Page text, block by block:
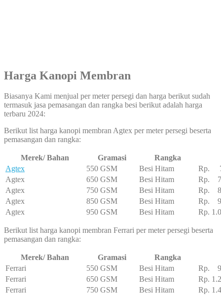
Harga Kanopi Membran
Biasanya Kami menjual per meter persegi dan harga berikut sudah
termasuk jasa pemasangan dan rangka besi berikut adalah harga
terbaru 2024:
Berikut list harga kanopi membran Agtex per meter persegi beserta
pemasangan dan rangka:
Merek/ Bahan Gramasi
Rangka
Agtex
550 GSM Besi Hitam
Rp.
Agtex
650 GSM Besi Hitam
Rp.
Agtex
750 GSM Besi Hitam
Rp.
Agtex
850 GSM Besi Hitam
Rp.
Agtex
950 GSM Besi Hitam Rp.
Berikut list harga kanopi membran Ferrari per meter persegi beserta
pemasangan dan rangka:
Merek/ Bahan Gramasi
Rangka
Ferrari
550 GSM Besi Hitam
Rp.
Ferrari
650 GSM Besi Hitam
Rp.
Ferrari
750 GSM Besi Hitam
Rp.